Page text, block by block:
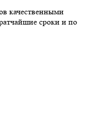
качественными
сроки и по